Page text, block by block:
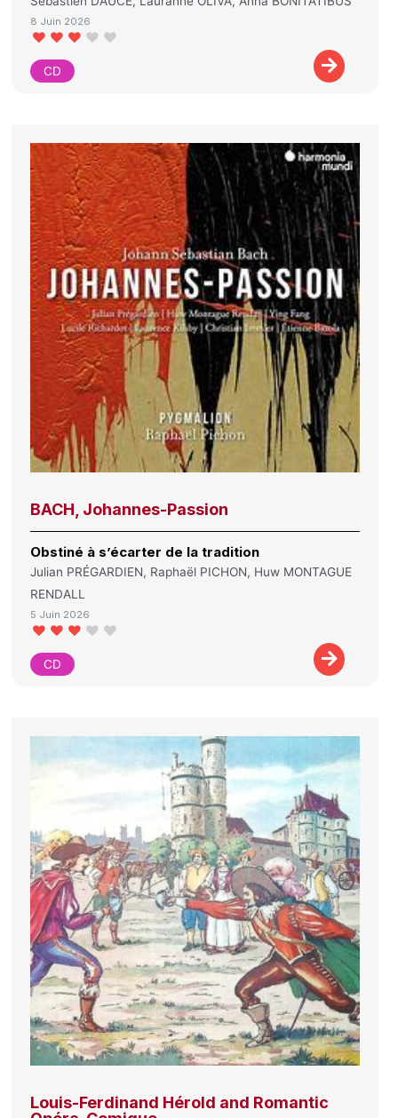
8 Juin 2026
CD
BACH, Johannes-Passion
Obstiné à s’écarter de la tradition
Julian PRÉGARDIEN, Raphaël PICHON, Huw MONTAGUE
RENDALL
5 Juin 2026
CD
Louis-Ferdinand Hérold and Romantic